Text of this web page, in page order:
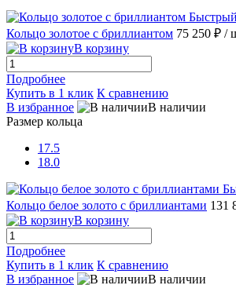
Кольцо золотое с бриллиантом 75 250 ₽ /
В корзину
Подробнее
Купить в 1 клик К сравнению
В избранное
В наличии
Размер кольца
17.5
18.0
Кольцо белое золото с бриллиантами 131
В корзину
Подробнее
Купить в 1 клик К сравнению
В избранное
В наличии